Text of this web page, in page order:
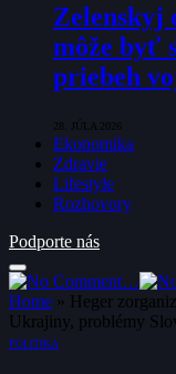
Zelenskyj
môže byť
priebeh
28. JÚLA 2026
Ekonomika
Zdravie
Lifestyle
Rozhovory
Podporte nás
Home » Heger
Ukrajiny, problémy
POLITIKA